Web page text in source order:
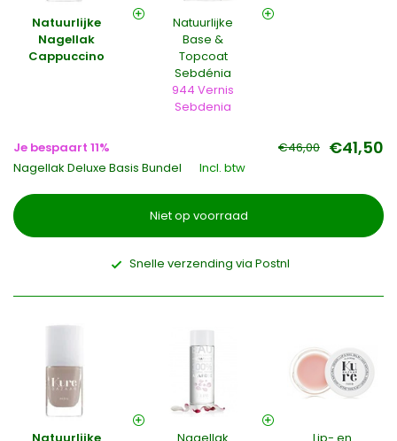
Natuurlijke
Nagellak
Cappuccino
Natuurlijke
Base &
Topcoat
Sebdénia
944 Vernis
Sebdenia
Je bespaart 11% €46,00 €41,50
Nagellak Deluxe Basis Bundel Incl. btw
Niet op voorraad
Snelle verzending via Postnl